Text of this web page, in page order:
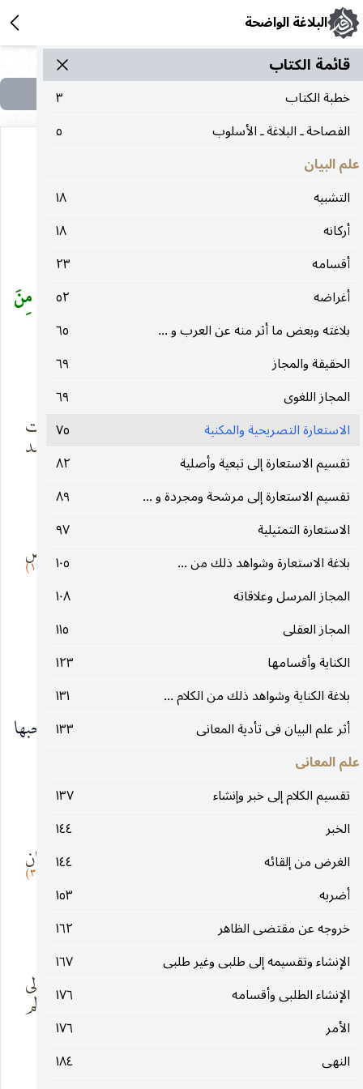
البلاغة الواضحة
قائمة الکتاب
خطبة الكتاب
٣
الفصاحة ـ البلاغة ـ الأسلوب
٥
علم البيان
التشبيه
١٨
أركانه
١٨
أقسامه
٢٣
أغراضه
٥٢
بلاغته وبعض ما أثر منه عن العرب و ...
٦٥
الحقيقة والمجاز
٦٩
المجاز اللغوى
٦٩
الاستعارة التصريحية والمكنية
٧٥
تقسيم الاستعارة إلى تبعية وأصلية
٨٢
تقسيم الاستعارة إلى مرشحة ومجردة و ...
٨٩
الاستعارة التمثيلية
٩٧
بلاغة الاستعارة وشواهد ذلك من ...
١٠٥
المجاز المرسل وعلاقاته
١٠٨
المجاز العقلى
١١٥
الكناية وأقسامها
١٢٣
بلاغة الكناية وشواهد ذلك من الكلام ...
١٣١
أثر علم البيان فى تأدية المعانى
١٣٣
علم المعانى
تقسيم الكلام إلى خبر وإنشاء
١٣٧
الخبر
١٤٤
الغرض من إلقائه
١٤٤
أضربه
١٥٣
خروجه عن مقتضى الظاهر
١٦٢
الإنشاء وتقسيمه إلى طلبى وغير طلبى
١٦٧
الإنشاء الطلبى وأقسامه
١٧٦
الأمر
١٧٦
النهى
١٨٤
الأمثلة :
(١) قال تعالى : «
كِتابٌ أَنْزَلْناهُ إِلَيْكَ لِتُخْرِجَ النَّاسَ مِنَ
الظُّلُماتِ إِلَى النُّورِ».
(٢) وقال المتنبى وقد قابله ممدوحه وعانقه :
فلم أر قبلى من
مشى البحر نحوه ولا رجلا قامت
تعانقه الأسد
(٣) وقال فى مدح سيف الدولة :
أما ترى ظفرا
حلوا سوى ظفر تصافحت فيه بيض
الهند واللّمم (١)
(١) وقال الحجّاج فى إحدى خطبه :
إنى لأرى رءوسا قد أينعت وحان قطافها وإنّى لصاحبها
(٢) .
(٢) وقال المتنبى :
ولمّا قلّت الإبل
امتطينا إلى ابن أبى سليمان
الخطوبا (٣)
(٣) وقال :
المجد عوفى إذ
عوفيت والكرم وزال عنك إلى
أعدائك الألم
__________________